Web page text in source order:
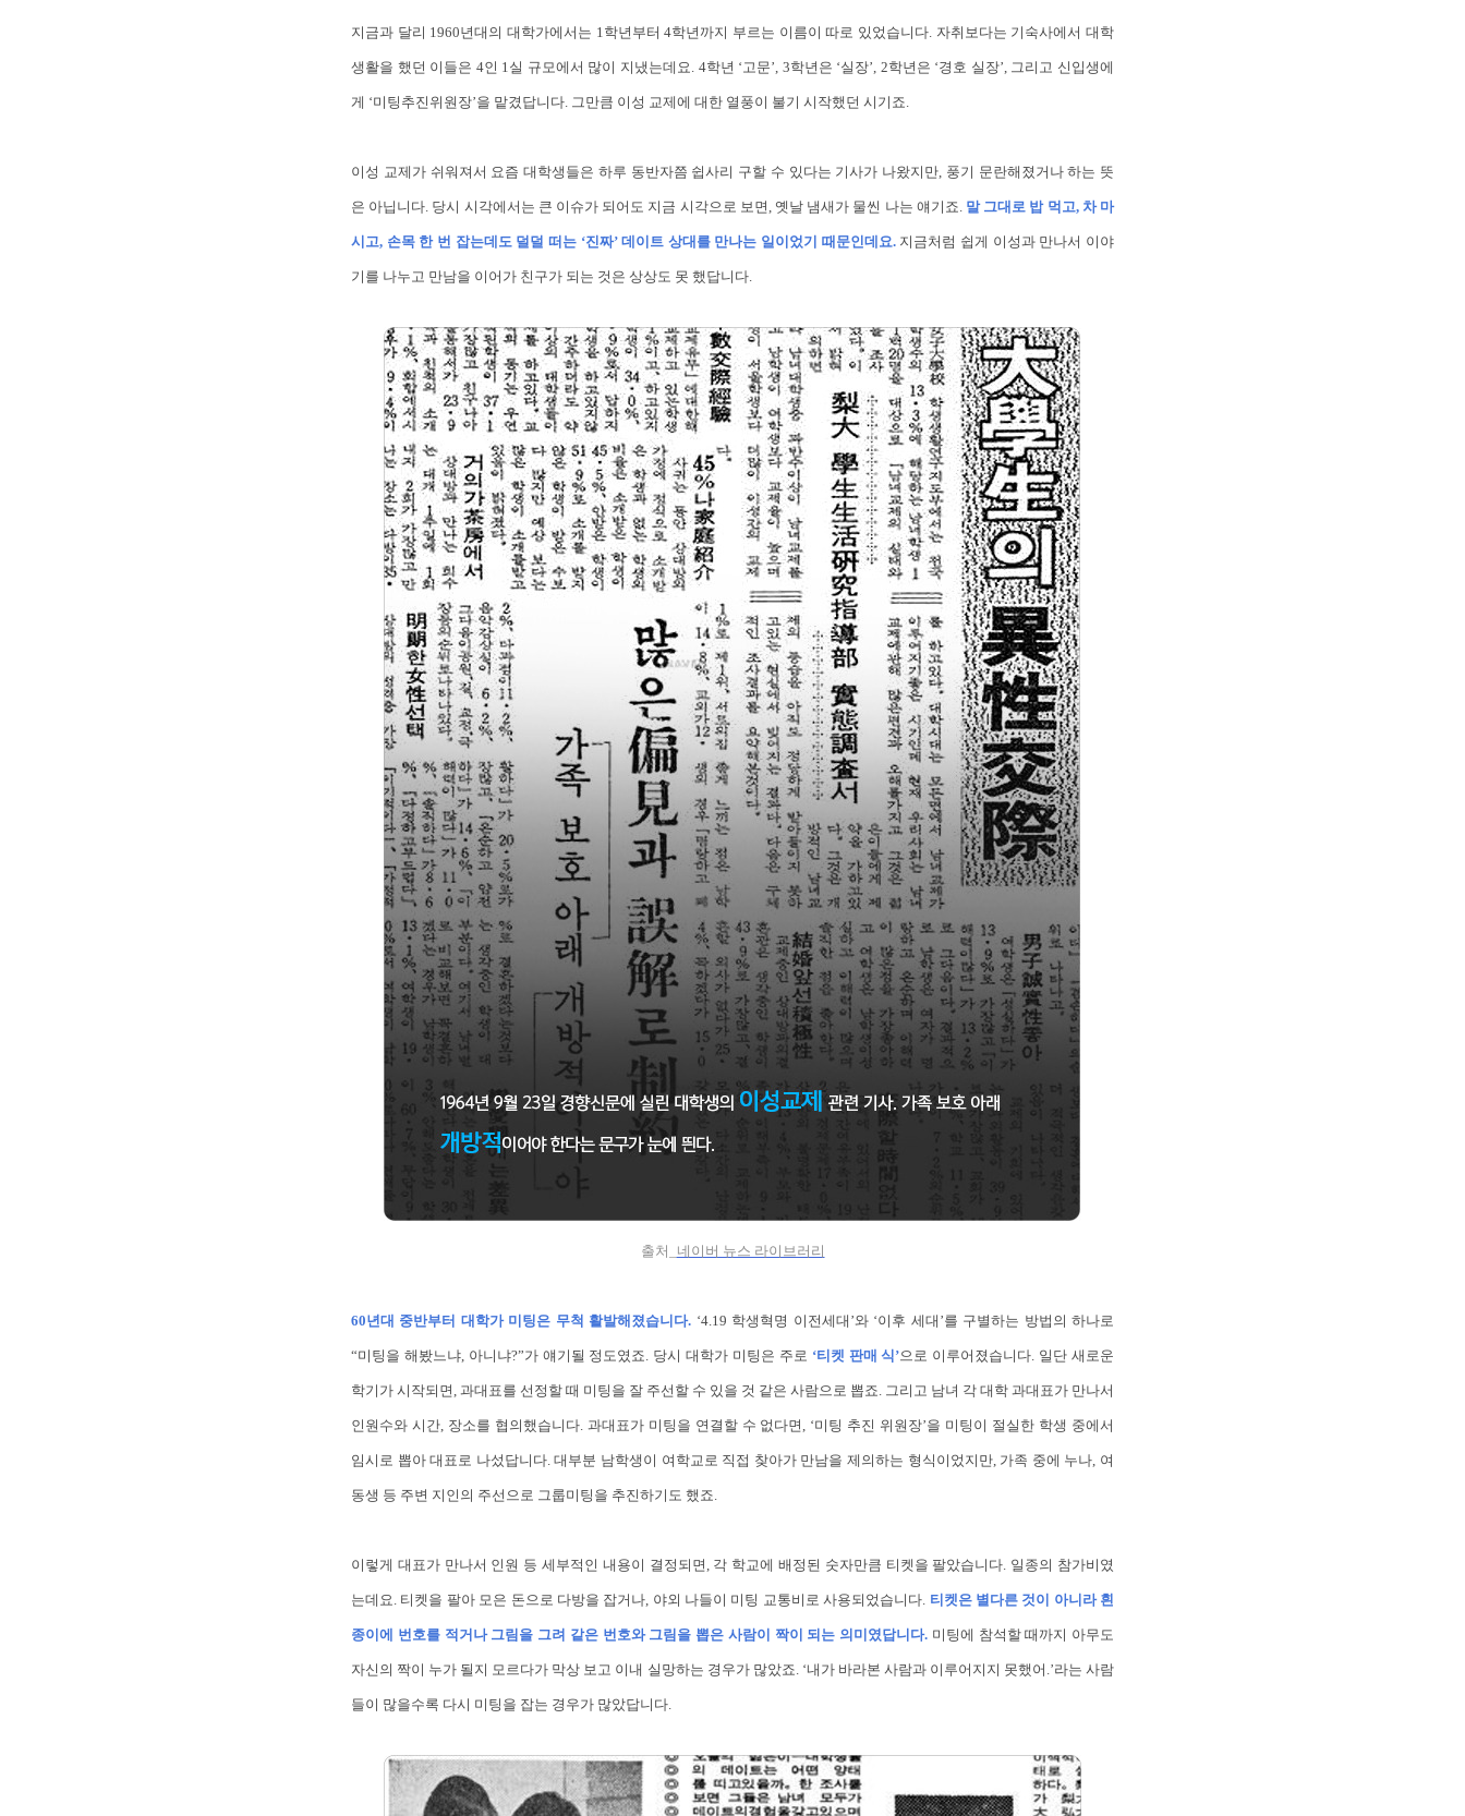
지금과 달리 1960년대의 대학가에서는 1학년부터 4학년까지 부르는 이름이 따로 있었습니다. 자취보다는 기숙사에서 대학
생활을 했던 이들은 4인 1실 규모에서 많이 지냈는데요. 4학년 ‘고문’, 3학년은 ‘실장’, 2학년은 ‘경호 실장’, 그리고 신입생에
게 ‘미팅추진위원장’을 맡겼답니다. 그만큼 이성 교제에 대한 열풍이 불기 시작했던 시기죠.
이성 교제가 쉬워져서 요즘 대학생들은 하루 동반자쯤 쉽사리 구할 수 있다는 기사가 나왔지만, 풍기 문란해졌거나 하는 뜻
은 아닙니다. 당시 시각에서는 큰 이슈가 되어도 지금 시각으로 보면, 옛날 냄새가 물씬 나는 얘기죠. 말 그대로 밥 먹고, 차 마
시고, 손목 한 번 잡는데도 덜덜 떠는 ‘진짜’ 데이트 상대를 만나는 일이었기 때문인데요. 지금처럼 쉽게 이성과 만나서 이야
기를 나누고 만남을 이어가 친구가 되는 것은 상상도 못 했답니다.
출처_ 네이버 뉴스 라이브러리
60년대 중반부터 대학가 미팅은 무척 활발해졌습니다. ‘4.19 학생혁명 이전세대’와 ‘이후 세대’를 구별하는 방법의 하나로
“미팅을 해봤느냐, 아니냐?”가 얘기될 정도였죠. 당시 대학가 미팅은 주로 ‘티켓 판매 식’으로 이루어졌습니다. 일단 새로운
학기가 시작되면, 과대표를 선정할 때 미팅을 잘 주선할 수 있을 것 같은 사람으로 뽑죠. 그리고 남녀 각 대학 과대표가 만나서
인원수와 시간, 장소를 협의했습니다. 과대표가 미팅을 연결할 수 없다면, ‘미팅 추진 위원장’을 미팅이 절실한 학생 중에서
임시로 뽑아 대표로 나섰답니다. 대부분 남학생이 여학교로 직접 찾아가 만남을 제의하는 형식이었지만, 가족 중에 누나, 여
동생 등 주변 지인의 주선으로 그룹미팅을 추진하기도 했죠.
이렇게 대표가 만나서 인원 등 세부적인 내용이 결정되면, 각 학교에 배정된 숫자만큼 티켓을 팔았습니다. 일종의 참가비였
는데요. 티켓을 팔아 모은 돈으로 다방을 잡거나, 야외 나들이 미팅 교통비로 사용되었습니다. 티켓은 별다른 것이 아니라 흰
종이에 번호를 적거나 그림을 그려 같은 번호와 그림을 뽑은 사람이 짝이 되는 의미였답니다. 미팅에 참석할 때까지 아무도
자신의 짝이 누가 될지 모르다가 막상 보고 이내 실망하는 경우가 많았죠. ‘내가 바라본 사람과 이루어지지 못했어.’라는 사람
들이 많을수록 다시 미팅을 잡는 경우가 많았답니다.